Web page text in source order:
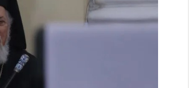
Le président de la Serbie
Aleksandar Vučić présente